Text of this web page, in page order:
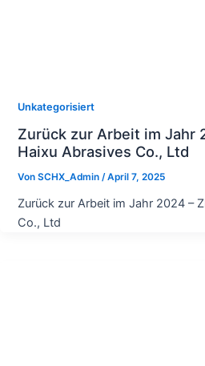
Unkategorisiert
Zurück zur Arbeit im Jahr
Haixu Abrasives Co., Ltd
Von SCHX_Admin /April 7, 2025
Zurück zur Arbeit im Jahr 2024 –
Co., Ltd